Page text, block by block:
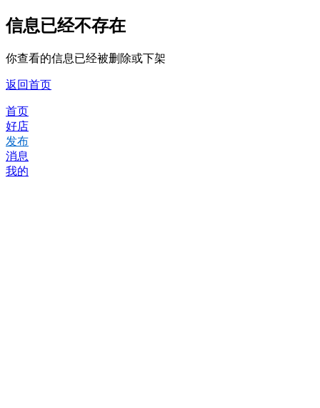
信息已经不存在
你查看的信息已经被删除或下架
返回首页
首页
好店
发布
消息
我的